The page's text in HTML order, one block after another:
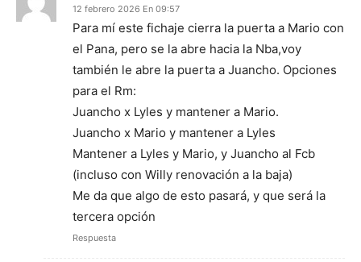
12 febrero 2026 En 09:57
Para mí este fichaje cierra la puerta a Mario con
el Pana, pero se la abre hacia la Nba,voy
también le abre la puerta a Juancho. Opciones
para el Rm:
Juancho x Lyles y mantener a Mario.
Juancho x Mario y mantener a Lyles
Mantener a Lyles y Mario, y Juancho al Fcb
(incluso con Willy renovación a la baja)
Me da que algo de esto pasará, y que será la
tercera opción
Respuesta